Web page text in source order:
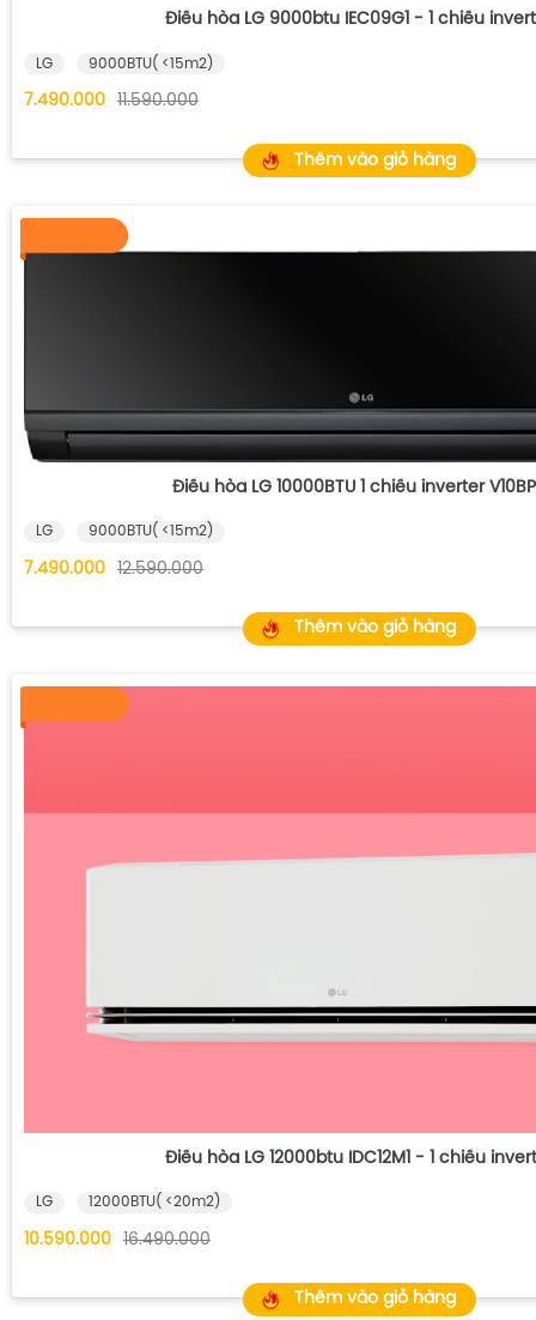
Điều hòa LG 9000btu IEC09G1 - 1 chiều
LG 9000BTU( <15m2)
7.490.000 11.590.000
Thêm vào giỏ hàng
Điều hòa LG 10000BTU 1 chiều inverter
LG 9000BTU( <15m2)
7.490.000 12.590.000
Thêm vào giỏ hàng
Điều hòa LG 12000btu IDC12M1 - 1 chiều
LG 12000BTU( <20m2)
10.590.000 16.490.000
Thêm vào giỏ hàng